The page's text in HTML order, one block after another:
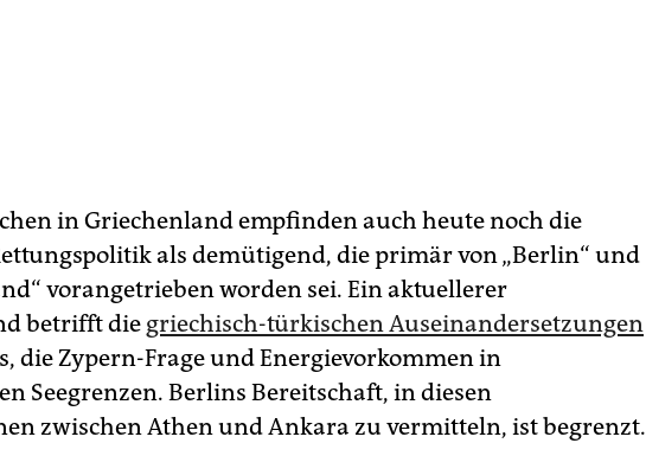
in Griechenland ­empfinden auch heute noch die
als demütigend, die primär von „Berlin“ und
vorangetrieben worden sei. Ein aktuellerer
betrifft die griechisch-türkischen Auseinandersetzungen
die Zypern-Frage und Energievorkommen in
Seegrenzen. Berlins Bereitschaft, in diesen
zwischen Athen und Ankara zu vermitteln, ist begrenzt.